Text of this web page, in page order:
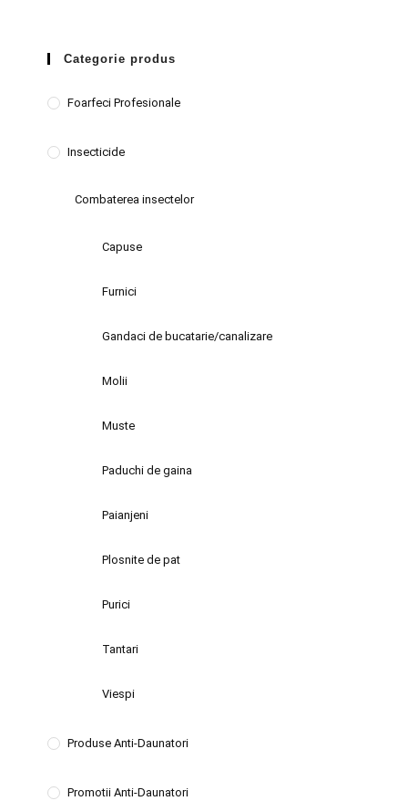
Categorie produs
Foarfeci Profesionale
Insecticide
Combaterea insectelor
Capuse
Furnici
Gandaci de bucatarie/canalizare
Molii
Muste
Paduchi de gaina
Paianjeni
Plosnite de pat
Purici
Tantari
Viespi
Produse Anti-Daunatori
Promotii Anti-Daunatori